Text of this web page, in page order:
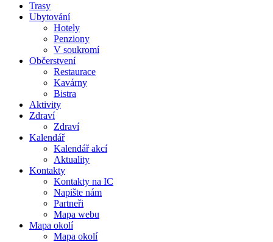
Trasy
Ubytování
Hotely
Penziony
V soukromí
Občerstvení
Restaurace
Kavárny
Bistra
Aktivity
Zdraví
Zdraví
Kalendář
Kalendář akcí
Aktuality
Kontakty
Kontakty na IC
Napište nám
Partneři
Mapa webu
Mapa okolí
Mapa okolí